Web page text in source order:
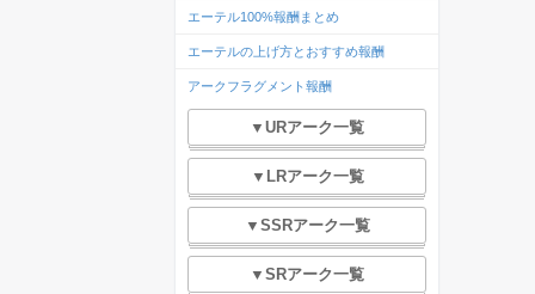
エーテル100%報酬まとめ
エーテルの上げ方とおすすめ報酬
アークフラグメント報酬
▼URアーク一覧
▼LRアーク一覧
▼SSRアーク一覧
▼SRアーク一覧